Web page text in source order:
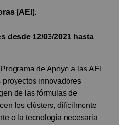
(AEI).
desde 12/03/2021 hasta
de Apoyo a las AEI
innovadores
de las fórmulas de
los clústers, difícilmente
o la tecnología necesaria